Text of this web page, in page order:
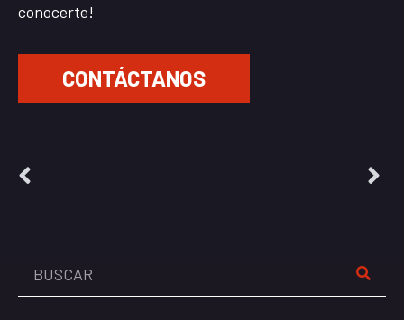
conocerte!
CONTÁCTANOS